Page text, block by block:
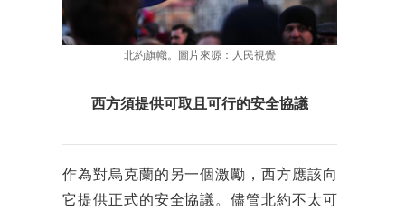
北約旗幟。圖片來源：人民視覺
西方須提供可取且可行的安全協議
作為對烏克蘭的另一個激勵，西方應該向
它提供正式的安全協議。儘管北約不太可